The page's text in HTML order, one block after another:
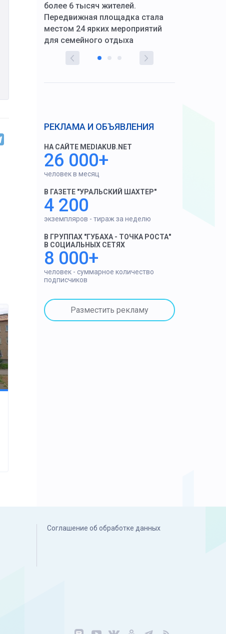
более 6 тысяч жителей.
Передвижная площадка стала
местом 24 ярких мероприятий
для семейного отдыха
РЕКЛАМА И ОБЪЯВЛЕНИЯ
НА САЙТЕ MEDIAKUB.NET
26 000+
человек в месяц
В ГАЗЕТЕ "УРАЛЬСКИЙ ШАХТЕР"
4 200
экземпляров - тираж за неделю
В ГРУППАХ "ГУБАХА - ТОЧКА РОСТА"
В СОЦИАЛЬНЫХ СЕТЯХ
8 000+
человек - суммарное количество
подписчиков
Разместить рекламу
Соглашение об обработке данных